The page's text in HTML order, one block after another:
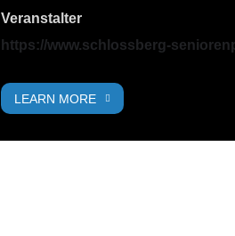
Veranstalter
https://www.schlossberg-
LEARN MORE